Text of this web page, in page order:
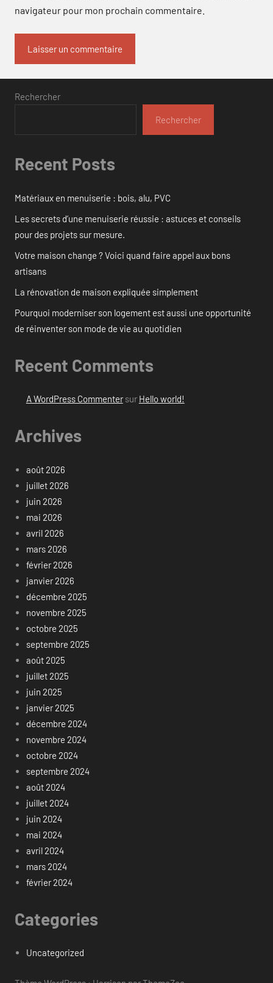
navigateur pour mon prochain commentaire.
Rechercher
Rechercher
Recent Posts
Matériaux en menuiserie : bois, alu, PVC
Les secrets d’une menuiserie réussie : astuces et conseils
pour des projets sur mesure.
Votre maison change ? Voici quand faire appel aux bons
artisans
La rénovation de maison expliquée simplement
Pourquoi moderniser son logement est aussi une opportunité
de réinventer son mode de vie au quotidien
Recent Comments
A WordPress Commentersur Hello world!
Archives
août 2026
juillet 2026
juin 2026
mai 2026
avril 2026
mars 2026
février 2026
janvier 2026
décembre 2025
novembre 2025
octobre 2025
septembre 2025
août 2025
juillet 2025
juin 2025
janvier 2025
décembre 2024
novembre 2024
octobre 2024
septembre 2024
août 2024
juillet 2024
juin 2024
mai 2024
avril 2024
mars 2024
février 2024
Categories
Uncategorized